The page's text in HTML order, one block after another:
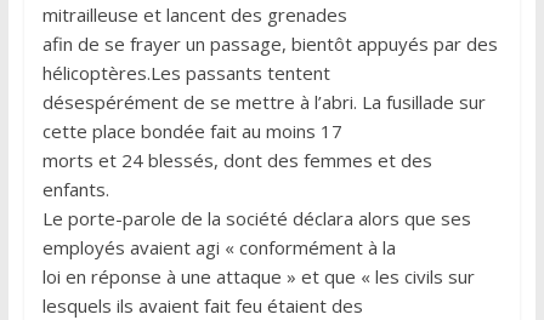
mitrailleuse et lancent des grenades
afin de se frayer un passage, bientôt appuyés par des
hélicoptères.Les passants tentent
désespérément de se mettre à l’abri. La fusillade sur
cette place bondée fait au moins 17
morts et 24 blessés, dont des femmes et des
enfants.
Le porte-parole de la société déclara alors que ses
employés avaient agi « conformément à la
loi en réponse à une attaque » et que « les civils sur
lesquels ils avaient fait feu étaient des